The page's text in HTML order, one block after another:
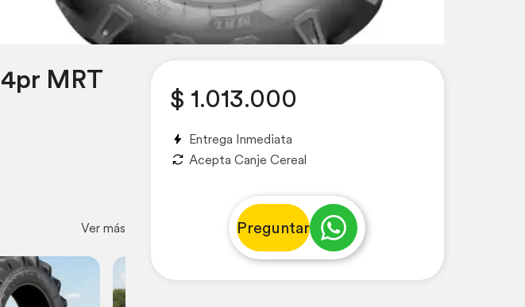
MRT
Ver más
$ 1.013.000
Entrega Inmediata
Acepta Canje Cereal
Preguntar